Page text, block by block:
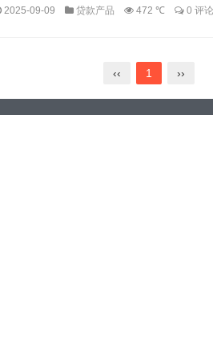
2025-09-09 贷款产品 472 ℃ 0 评论
‹‹ 1 ››